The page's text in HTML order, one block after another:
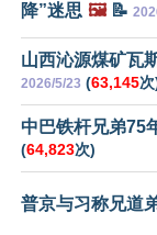
降”迷思 🖼️📝
山西沁源煤矿瓦
2026/5/23 (63,145次
中巴铁杆兄弟75
(64,823次)
普京与习称兄道